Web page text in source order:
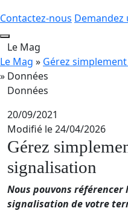
Contactez-nous Demandez
Le Mag
Le Mag » Gérez
» Données
Données
20/09/2021
Modifié le 24/04/2026
Gérez
signalisation
Nous pouvons référencer
signalisation de votre